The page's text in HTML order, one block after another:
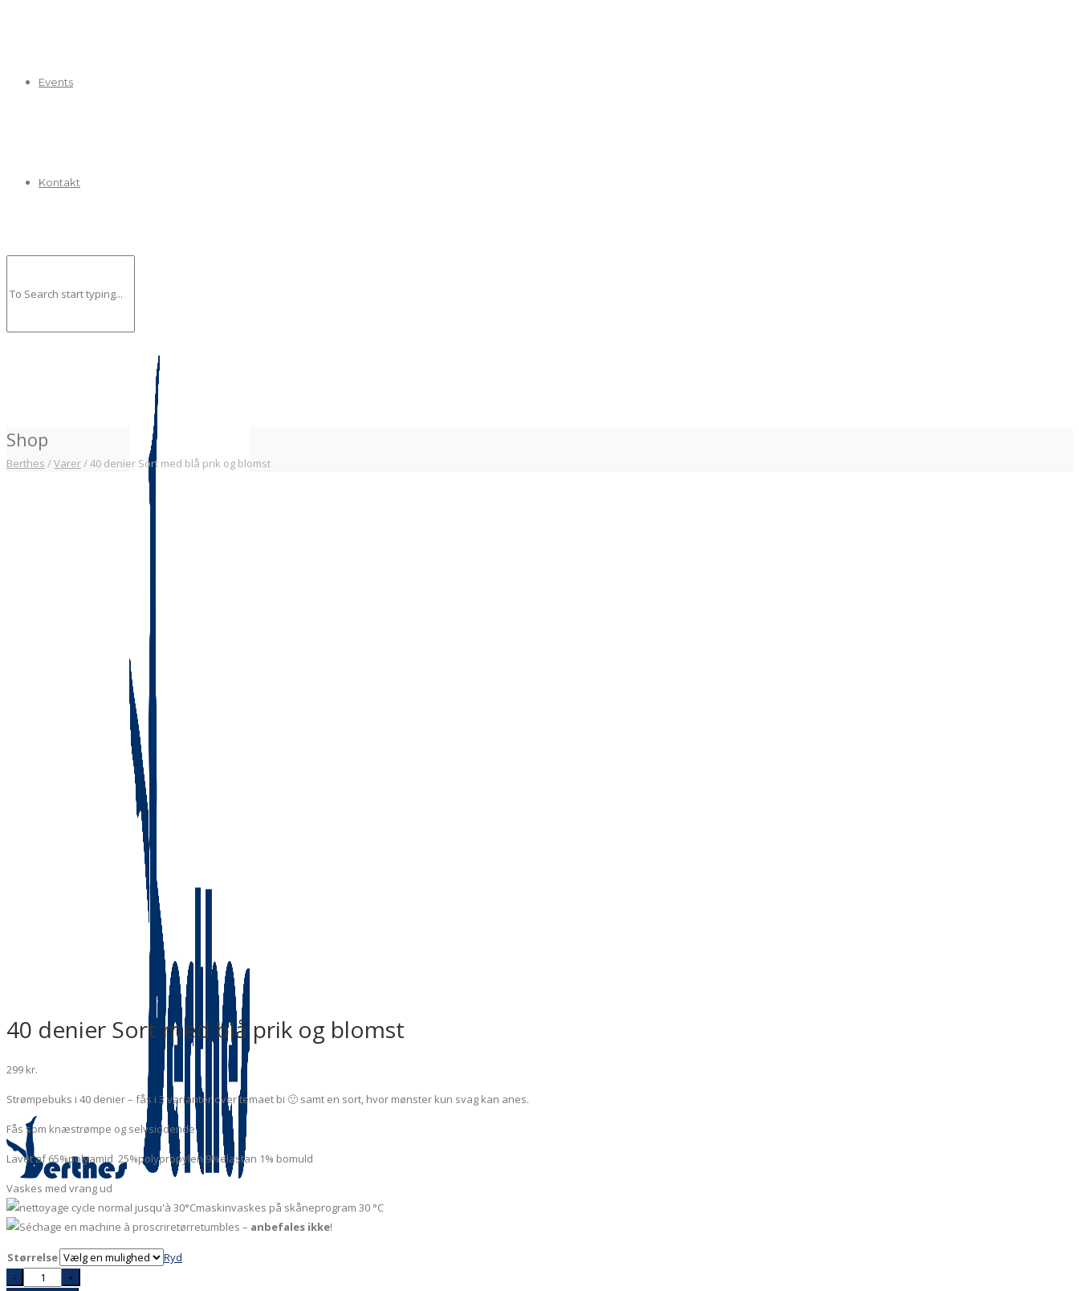
Events
Kontakt
Shop
Berthes /Varer/40 denier Sort med blå prik og blomst
40 denier Sort med blå prik og blomst
299 kr.
Strømpebuks i 40 denier – fås i 3 varianter over temaet bi 🙂 samt en sort, hvor mønster kun svag kan anes.
Fås som knæstrømpe og selvsiddende
Lavet af 65%polyamid 25%polypropylen 9%elastan 1% bomuld
Vaskes med vrang ud
maskinvaskes på skåneprogram 30 °C
tørretumbles – anbefales ikke!
Størrelse
Ryd
40-
+